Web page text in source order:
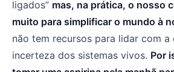
ligados” mas, na prática, o nosso
muito para simplificar o mundo à
não tem recursos para lidar com a
incerteza dos sistemas vivos. Por